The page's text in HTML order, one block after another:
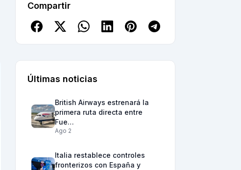
Compartir
Últimas noticias
British Airways estrenará la
primera ruta directa entre
Fue…
Ago 2
Italia restablece controles
fronterizos con España y